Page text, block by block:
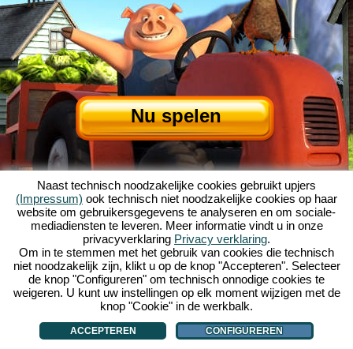
Nu spelen
Over My Free Farm|Het verhaal van dit browserspel|De mogelijkheden
AGV|Impressum|Privacybeleid|Regels| Forum|Support|
My Free Farm 2 App |Google Play|App Store|
Browsergames - Upjers.com| Cookies beheren
Naast technisch noodzakelijke cookies gebruikt upjers
(Impressum) ook technisch niet noodzakelijke cookies op haar
website om gebruikersgegevens te analyseren en om sociale-
mediadiensten te leveren. Meer informatie vindt u in onze
privacyverklaring Privacy verklaring.
Om in te stemmen met het gebruik van cookies die technisch
niet noodzakelijk zijn, klikt u op de knop "Accepteren". Selecteer
de knop "Configureren" om technisch onnodige cookies te
weigeren. U kunt uw instellingen op elk moment wijzigen met de
knop "Cookie" in de werkbalk.
ACCEPTEREN CONFIGUREREN